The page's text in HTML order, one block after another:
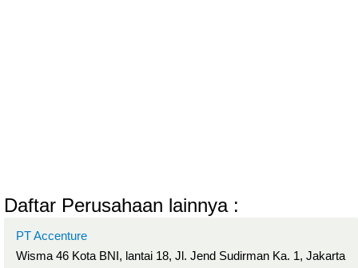
Daftar Perusahaan lainnya :
PT Accenture
Wisma 46 Kota BNI, lantai 18, Jl. Jend Sudirman Ka. 1, Jakarta